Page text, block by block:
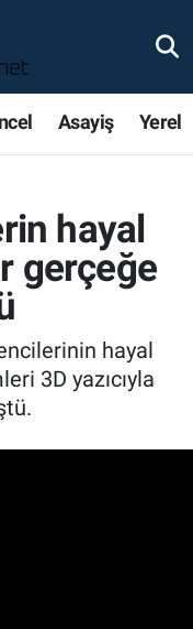
Asayiş Yerel
hayal
gerçeğe
hayal
3D yazıcıyla